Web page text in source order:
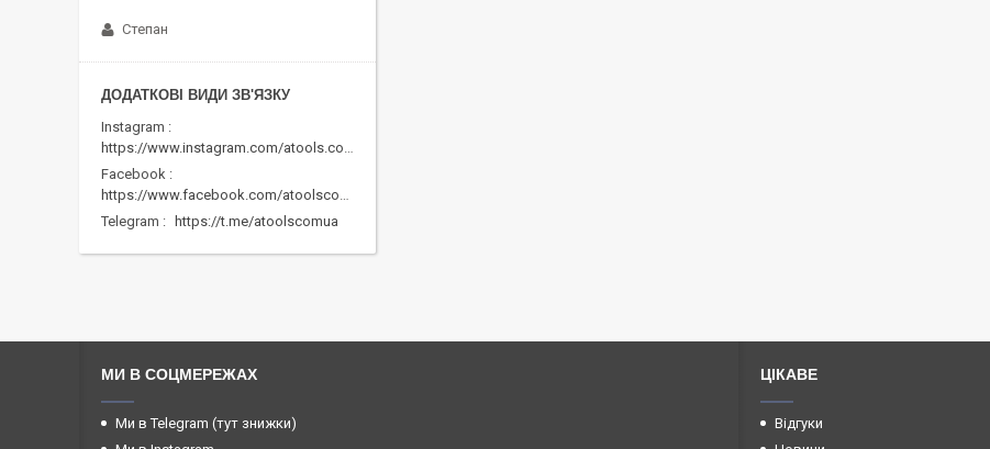
Степан
Instagram
https://www.instagram.com/atools.com.ua/
Facebook
https://www.facebook.com/atoolscomua/
Telegram
https://t.me/atoolscomua
МИ В СОЦМЕРЕЖАХ
Ми в Telegram (тут знижки)
ЦІКАВЕ
Відгуки